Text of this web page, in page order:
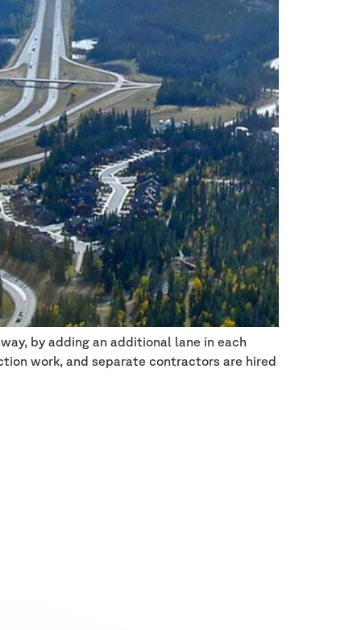
by adding an additional lane in each
work, and separate contractors are hired